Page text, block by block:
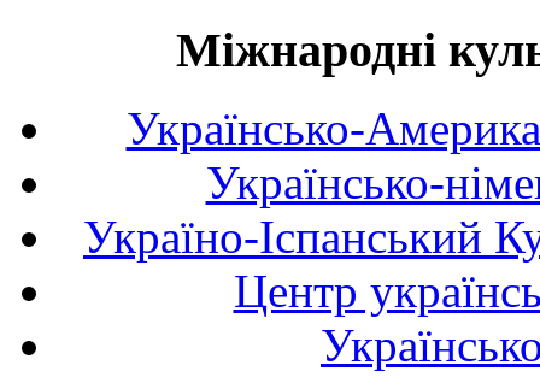
Міжнародні
Українсько-
Українсько-
Україно-Іспанський
Центр